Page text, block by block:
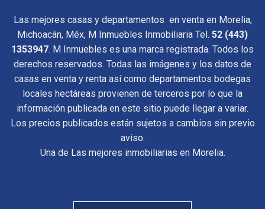
Las mejores casas y departamentos en venta en Morelia,
Michoacán, Méx, M Inmuebles Inmobiliaria Tel. 52 (443)
1353947. M Inmuebles es una marca registrada. Todos los
derechos reservados. Todas las imágenes y los datos de
casas en venta y renta así como departamentos bodegas
locales hectáreas provienen de terceros por lo que la
información publicada en este sitio puede llegar a variar.
Los precios publicados están sujetos a cambios sin previo
aviso.
Una de Las mejores inmobiliarias en Morelia.